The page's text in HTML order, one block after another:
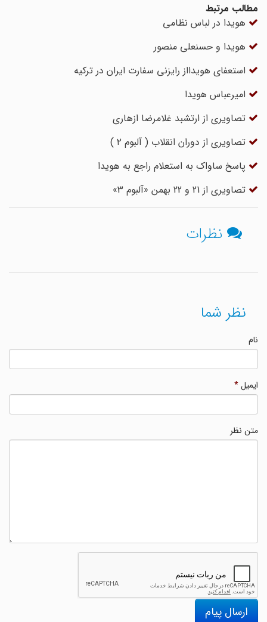
مطالب مرتبط
هویدا در لباس نظامی
هویدا و حسنعلی منصور
استعفای هویدااز رایزنی سفارت ایران در ترکیه
امیرعباس هویدا
تصاویری از ارتشبد غلامرضا ازهاری
تصاویری از دوران انقلاب ( آلبوم ۲ )
پاسخ ساواک به استعلام راجع به هویدا
تصاویری از 21 و 22 بهمن «آلبوم 3»
نظرات
نظر شما
ایمیل*
متن نظر
ارسال پیام